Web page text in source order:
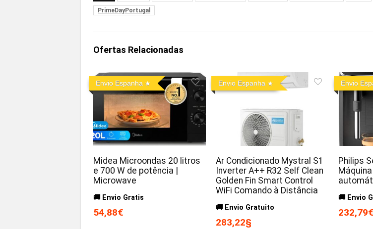
PrimeDayPortugal
Ofertas Relacionadas
Envio Espanha
Midea Microondas 20 litros
e 700 W de potência |
Microwave
🚚 Envio Gratis
54,88€
Envio Espanha
Ar Condicionado Mystral S1
Inverter A++ R32 Self Clean
Golden Fin Smart Control
WiFi Comando à Distância
🚚 Envio Gratuito
283,22§
Envio
Philips
🚚 Envio
232,79€